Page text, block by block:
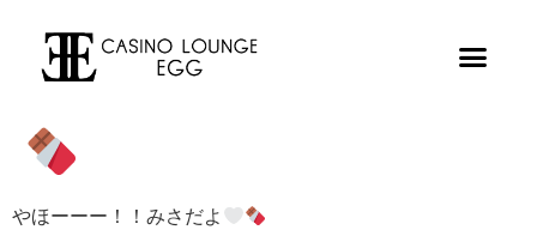
やほーーー！！みさだよ